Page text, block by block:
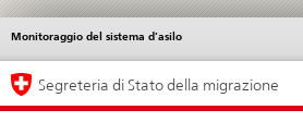
Monitoraggio del sistema d’asilo
Service
Navigation
Segreteria di Stato della migrazione